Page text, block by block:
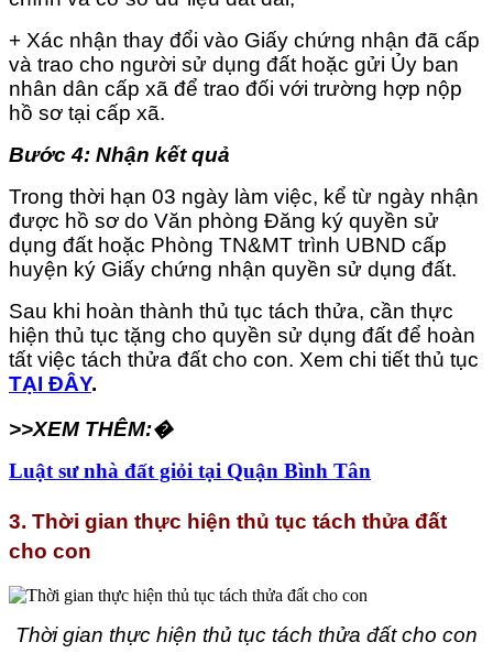
+ Xác nhận thay đổi vào Giấy chứng nhận đã cấp
và trao cho người sử dụng đất hoặc gửi Ủy ban
nhân dân cấp xã để trao đối với trường hợp nộp
hồ sơ tại cấp xã.
Bước 4: Nhận kết quả
Trong thời hạn 03 ngày làm việc, kể từ ngày nhận
được hồ sơ do Văn phòng Đăng ký quyền sử
dụng đất hoặc Phòng TN&MT trình UBND cấp
huyện ký Giấy chứng nhận quyền sử dụng đất.
Sau khi hoàn thành thủ tục tách thửa, cần thực
hiện thủ tục tặng cho quyền sử dụng đất để hoàn
tất việc tách thửa đất cho con. Xem chi tiết thủ tục
TẠI ĐÂY.
>>XEM THÊM:�
Luật sư nhà đất giỏi tại Quận Bình Tân
3. Thời gian thực hiện thủ tục tách thửa đất
cho con
Thời gian thực hiện thủ tục tách thửa đất cho con